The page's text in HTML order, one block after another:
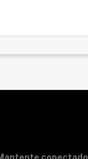
conectado